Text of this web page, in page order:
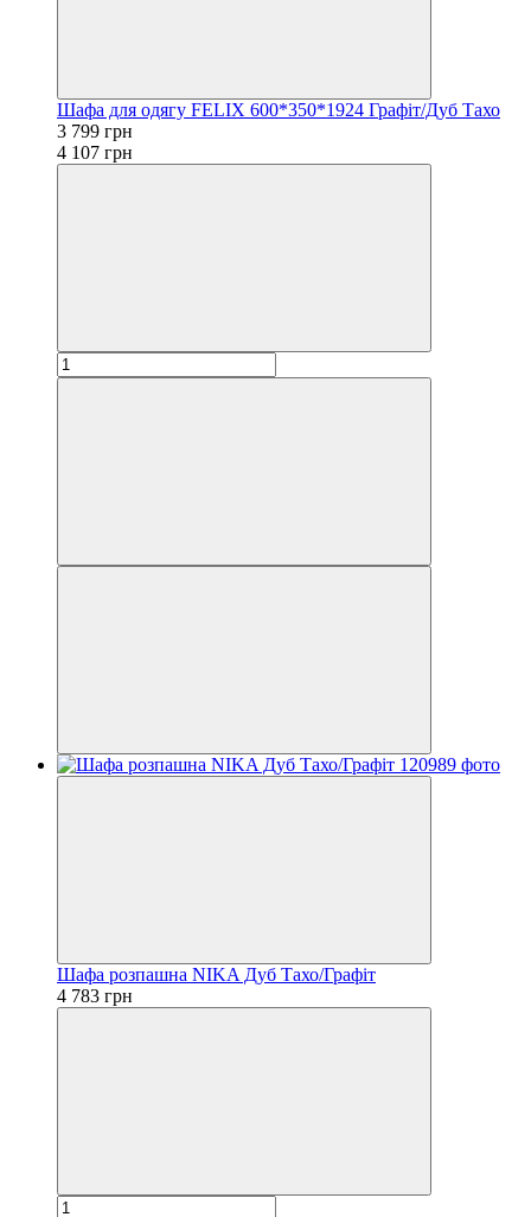
Шафа для одягу FELIX 600*350*1924 Графіт/Дуб Тахо
3 799 грн
4 107 грн
Шафа розпашна NIKA Дуб Тахо/Графіт
4 783 грн